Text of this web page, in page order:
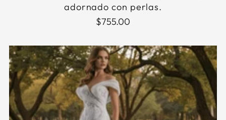
adornado con perlas.
$755.00